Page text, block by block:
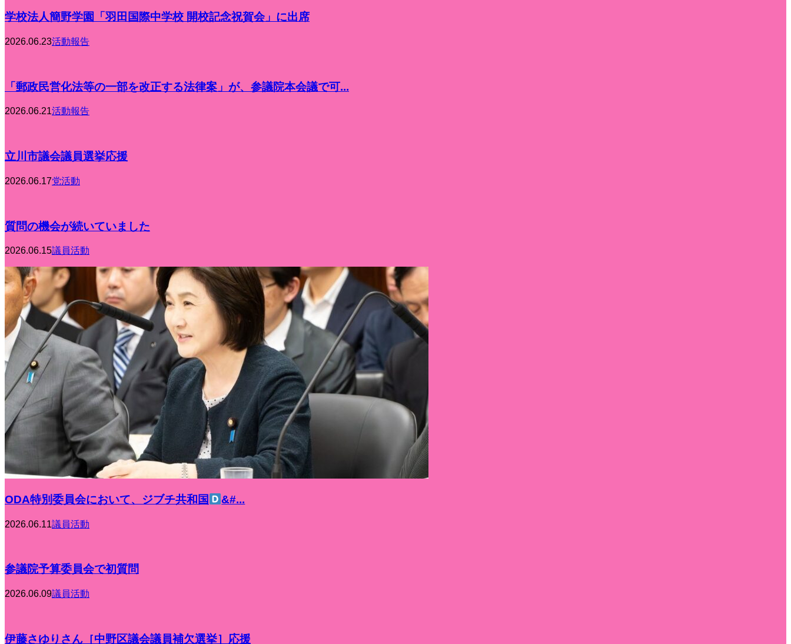
学校法人簡野学園「羽田国際中学校 開校記念祝賀会」に出席
2026.06.23活動報告
「郵政民営化法等の一部を改正する法律案」が、参議院本会議で可...
2026.06.21活動報告
立川市議会議員選挙応援
2026.06.17党活動
質問の機会が続いていました
2026.06.15議員活動
ODA特別委員会において、ジブチ共和国 &#...
2026.06.11議員活動
参議院予算委員会で初質問
2026.06.09議員活動
伊藤さゆりさん［中野区議会議員補欠選挙］応援